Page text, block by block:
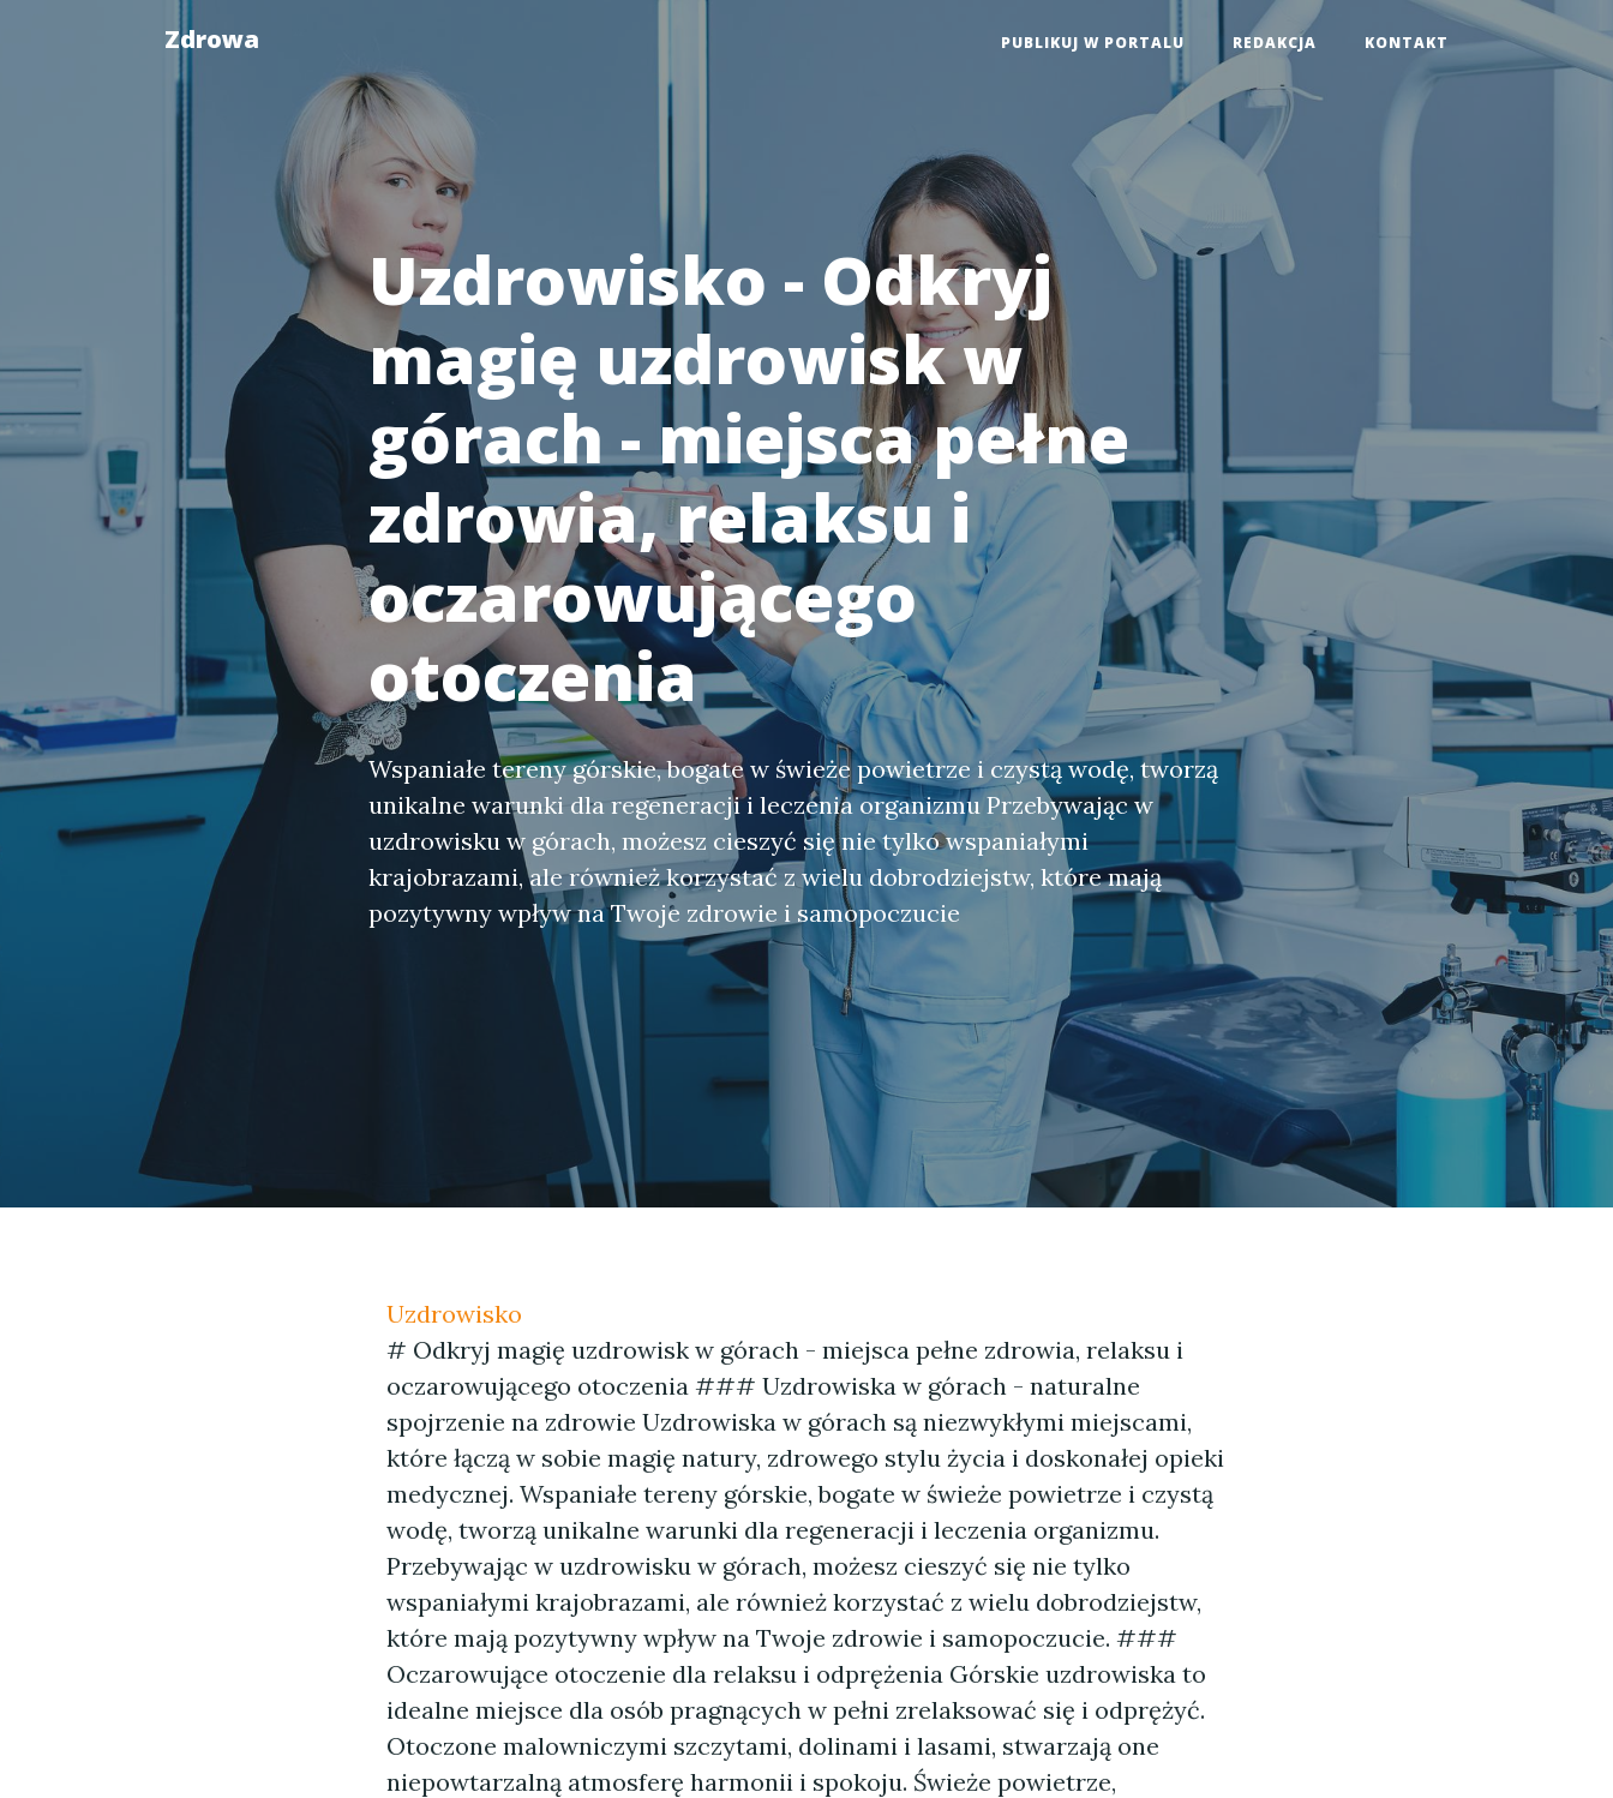
Zdrowa PUBLIKUJ W PORTALU REDAKCJA KONTAKT
Uzdrowisko - Odkryj
magię uzdrowisk w
górach - miejsca pełne
zdrowia, relaksu i
oczarowującego
otoczenia
Wspaniałe tereny górskie, bogate w świeże powietrze i czystą wodę, tworzą
unikalne warunki dla regeneracji i leczenia organizmu Przebywając w
uzdrowisku w górach, możesz cieszyć się nie tylko wspaniałymi
krajobrazami, ale również korzystać z wielu dobrodziejstw, które mają
pozytywny wpływ na Twoje zdrowie i samopoczucie
Uzdrowisko
# Odkryj magię uzdrowisk w górach - miejsca pełne zdrowia, relaksu i
oczarowującego otoczenia ### Uzdrowiska w górach - naturalne
spojrzenie na zdrowie Uzdrowiska w górach są niezwykłymi miejscami,
które łączą w sobie magię natury, zdrowego stylu życia i doskonałej opieki
medycznej. Wspaniałe tereny górskie, bogate w świeże powietrze i czystą
wodę, tworzą unikalne warunki dla regeneracji i leczenia organizmu.
Przebywając w uzdrowisku w górach, możesz cieszyć się nie tylko
wspaniałymi krajobrazami, ale również korzystać z wielu dobrodziejstw,
które mają pozytywny wpływ na Twoje zdrowie i samopoczucie. ###
Oczarowujące otoczenie dla relaksu i odprężenia Górskie uzdrowiska to
idealne miejsce dla osób pragnących w pełni zrelaksować się i odprężyć.
Otoczone malowniczymi szczytami, dolinami i lasami, stwarzają one
niepowtarzalną atmosferę harmonii i spokoju. Świeże powietrze,